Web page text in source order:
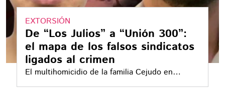
EXTORSIÓN
De “Los Julios” a “Unión 300”:
el mapa de los falsos sindicatos
ligados al crimen
El multihomicidio de la familia Cejudo en
Azcapotzalco ha ido más allá: Reveló el lado